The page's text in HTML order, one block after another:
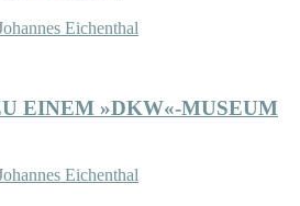
Eichenthal
EINEM »DKW«-MUSEUM
Eichenthal